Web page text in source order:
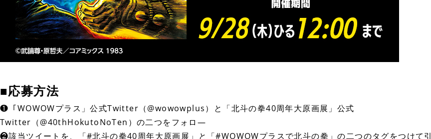
■応募方法
❶「WOWOWプラス」公式Twitter（@wowowplus）と「北斗の拳40周年大原画展」公式
Twitter（@40thHokutoNoTen）の二つをフォロ―
❷該当ツイートを、「#北斗の拳40周年大原画展」と「#WOWOWプラスで北斗の拳」の二つのタグをつけて引